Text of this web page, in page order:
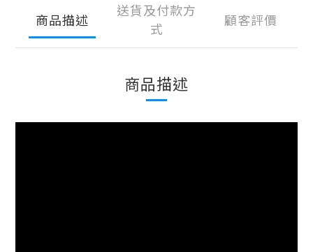
商品描述
送貨及付款方
式
顧客評價
商品描述